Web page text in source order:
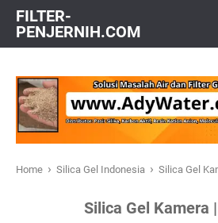
FILTER-
PENJERNIH.COM
Home › Silica Gel Indonesia › Silica Gel
Silica Gel Kamera